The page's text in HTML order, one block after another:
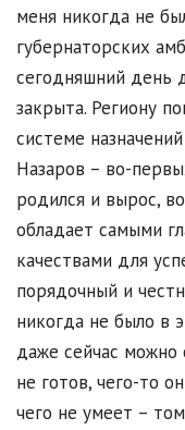
меня никогда не
губернаторских
сегодняшний день
закрыта. Региону
системе
Назаров – во-
родился и вырос,
обладает самыми
качествами для
порядочный и
никогда не было в
даже сейчас можно
не готов, чего-то
чего не умеет –